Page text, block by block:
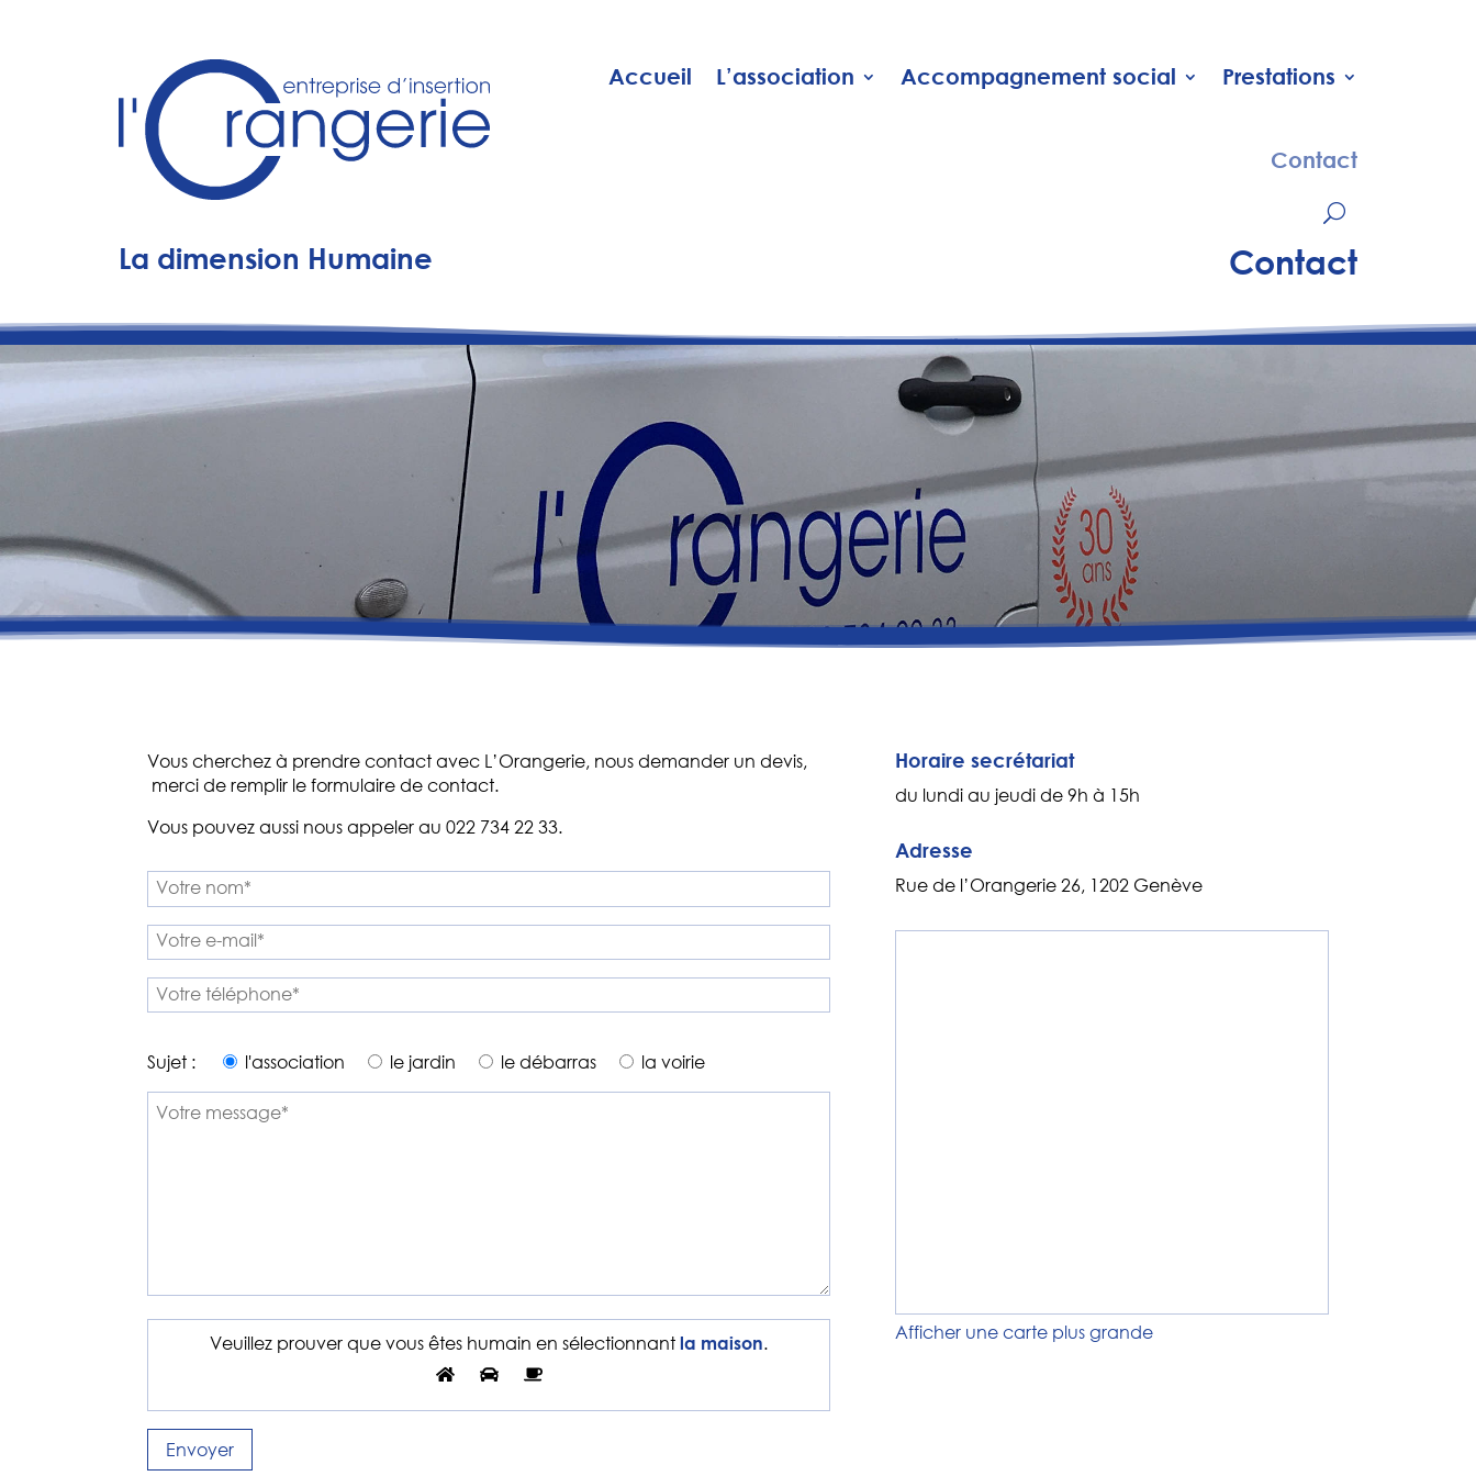
Accueil L’association Accompagnement social Prestations
Contact
La dimension Humaine Contact
Vous cherchez à prendre contact avec L’Orangerie, nous demander un devis,
merci de remplir le formulaire de contact.
Vous pouvez aussi nous appeler au 022 734 22 33.
laisser
ce
champ
Sujet : l'association le jardin le débarras la voirie
Veuillez prouver que vous êtes humain en sélectionnant la maison.
Horaire secrétariat
du lundi au jeudi de 9h à 15h
Adresse
Rue de l’Orangerie 26, 1202 Genève
Afficher une carte plus grande